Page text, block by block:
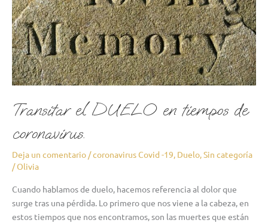
Transitar el DUELO en tiempos de
coronavirus.
Deja un comentario /coronavirus Covid -19, Duelo,Sin categoría
/Olivia
Cuando hablamos de duelo, hacemos referencia al dolor que
surge tras una pérdida. Lo primero que nos viene a la cabeza, en
estos tiempos que nos encontramos, son las muertes que están